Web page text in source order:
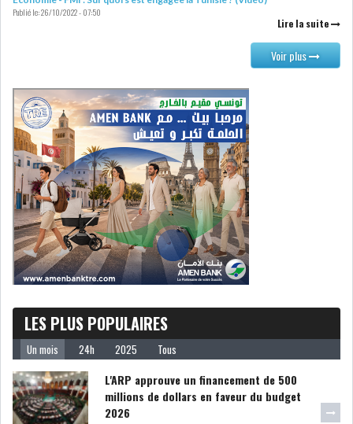
ACTUALITÉS
GOUVERNEMENT
DIVERS
ASSEMBLÉE DES
REPRÉSENTANTS DU
PEUPLE (ARP)
SAIED LIMOGE LA MINISTRE DE
L'INDUS...
SLAH ZOUARI NOMMÉ
MINISTRE DE L'ÉQU...
SARRA ZAAFRANI ZENZRI
NOUVELLE CHEFFE DU...
Publié le:26/10/2022 - 07:50
Lire la suite
Voir plus
LES PLUS POPULAIRES
Un mois 24h 2025 Tous
L'ARP approuve un financement de 500
millions de dollars en faveur du budget
2026